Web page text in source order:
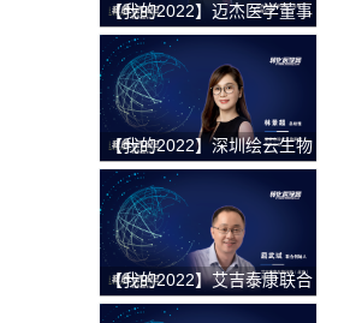
【我的2022】迈杰医学董事
长兼首席执行官张亚飞：数
智化赋能商业模式转型，为
客户提供更优质的伴随诊断
整体解决方案
【我的2022】深圳绘云生物
总经理林景超：专注慢病早
筛类临床质谱检测产品，从
临床痛点出发，为临床医学
检验解决更多难题
【我的2022】艾吉泰康联合
创始人屈武斌：对技术精雕